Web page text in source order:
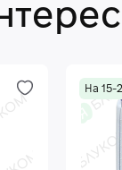
На 15-